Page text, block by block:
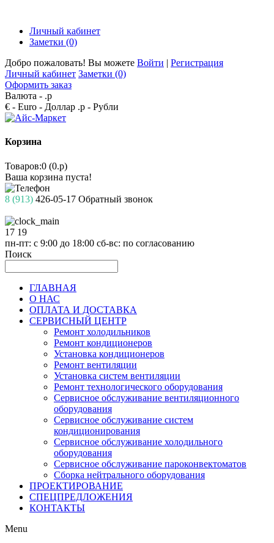
Личный кабинет
Заметки (0)
Добро пожаловать! Вы можете Войти | Регистрация
Личный кабинет Заметки (0)
Оформить заказ
Валюта - .р
€ - Euro - Доллар .р - Рубли
Корзина
Товаров:0 (0.р)
Ваша корзина пуста!
8 (913) 426-05-17 Обратный звонок
17 19
пн-пт: с 9:00 до 18:00 сб-вс: по согласованию
Поиск
ГЛАВНАЯ
О НАС
ОПЛАТА И ДОСТАВКА
СЕРВИСНЫЙ ЦЕНТР
Ремонт холодильников
Ремонт кондиционеров
Установка кондиционеров
Ремонт вентиляции
Установка систем вентиляции
Ремонт технологического оборудования
Cервисное обслуживание вентиляционного
оборудования
Cервисное обслуживание систем
кондиционирования
Cервисное обслуживание холодильного
оборудования
Сервисное обслуживание пароконвектоматов
Сборка нейтрального оборудования
ПРОЕКТИРОВАНИЕ
СПЕЦПРЕДЛОЖЕНИЯ
КОНТАКТЫ
Menu